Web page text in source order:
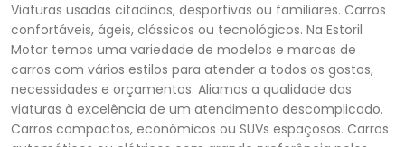
Viaturas usadas citadinas, desportivas ou familiares. Carros
confortáveis, ágeis, clássicos ou tecnológicos. Na Estoril
Motor temos uma variedade de modelos e marcas de
carros com vários estilos para atender a todos os gostos,
necessidades e orçamentos. Aliamos a qualidade das
viaturas à excelência de um atendimento descomplicado.
Carros compactos, económicos ou SUVs espaçosos. Carros